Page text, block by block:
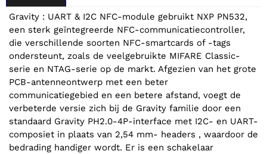
Gravity : UART & I2C NFC-module gebruikt NXP PN532,
een sterk geïntegreerde NFC-communicatiecontroller,
die verschillende soorten NFC-smartcards of -tags
ondersteunt, zoals de veelgebruikte MIFARE Classic-
serie en NTAG-serie op de markt. Afgezien van het grote
PCB-antenneontwerp met een beter
communicatiegebied en een betere afstand, voegt de
verbeterde versie zich bij de Gravity familie door een
standaard Gravity PH2.0-4P-interface met I2C- en UART-
composiet in plaats van 2,54 mm- headers , waardoor de
bedrading handiger wordt. Er is een schakelaar